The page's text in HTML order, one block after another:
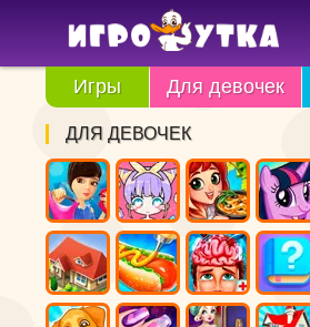
Игры Для девочек
ДЛЯ ДЕВОЧЕК